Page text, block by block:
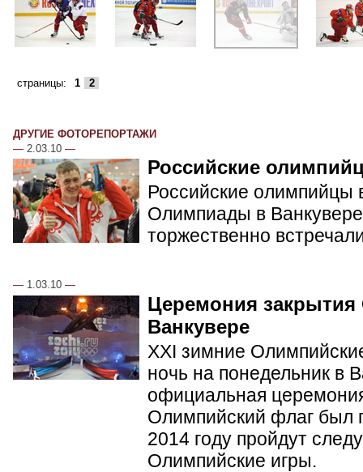
страницы: 1 2
ДРУГИЕ ФОТОРЕПОРТАЖИ
— 2.03.10 —
Российские
Российские олимпийцы
Олимпиады в
торжественно
— 1.03.10 —
Церемония
Ванкувере
XXI зимние
ночь на понедельник в
официальная
Олимпийский флаг был
2014 году пройдут
Олимпийские игры.